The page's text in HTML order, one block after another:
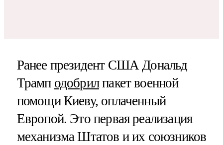
Ранее президент США Дональд
Трамп одобрилпакет военной
помощи Киеву, оплаченный
Европой. Это первая реализация
механизма Штатов и их союзников